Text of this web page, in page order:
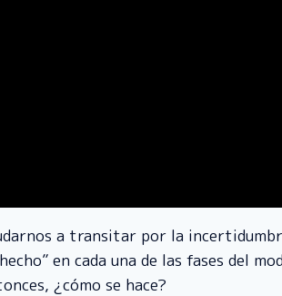
a transitar por la
en cada una de las fases del
¿cómo se hace?